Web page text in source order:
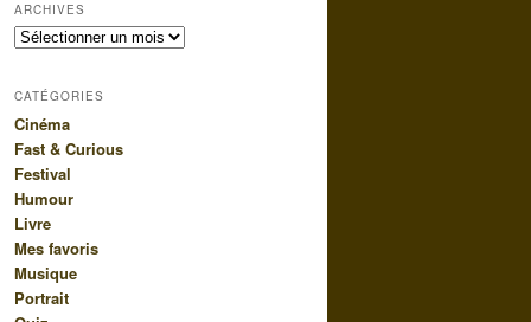
ARCHIVES
Archives
CATÉGORIES
Cinéma
Fast & Curious
Festival
Humour
Livre
Mes favoris
Musique
Portrait